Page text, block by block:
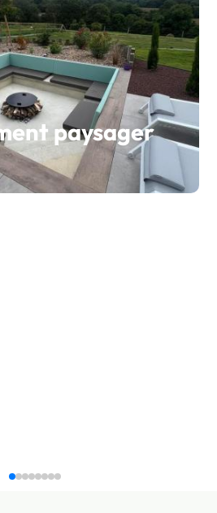
paysager